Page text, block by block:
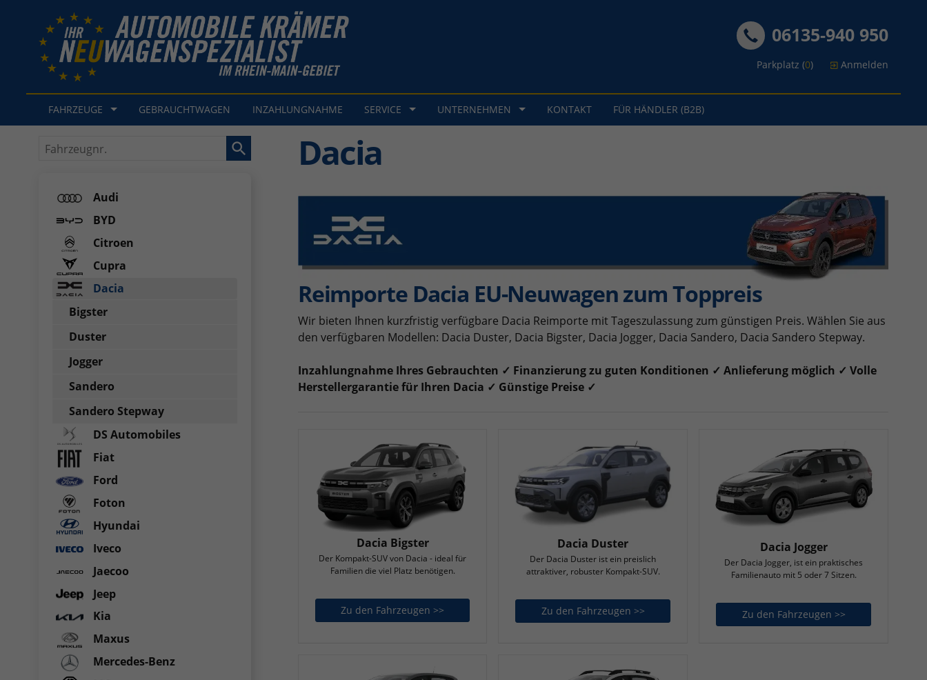
06135-940 950
Parkplatz (0) Anmelden
FAHRZEUGE GEBRAUCHTWAGEN INZAHLUNGNAHME SERVICE UNTERNEHMEN KONTAKT FÜR HÄNDLER (B2B)
Dacia
Reimporte Dacia EU-Neuwagen zum Toppreis
Wir bieten Ihnen kurzfristig verfügbare Dacia Reimporte mit Tageszulassung zum günstigen Preis. Wählen Sie aus
den verfügbaren Modellen: Dacia Duster, Dacia Bigster, Dacia Jogger, Dacia Sandero, Dacia Sandero Stepway.
Inzahlungnahme Ihres Gebrauchten ✓ Finanzierung zu guten Konditionen ✓ Anlieferung möglich ✓ Volle
Herstellergarantie für Ihren Dacia ✓ Günstige Preise ✓
Dacia Bigster
Der Kompakt-SUV von Dacia - ideal für
Familien die viel Platz benötigen.
Zu den Fahrzeugen >>
Dacia Duster
Der Dacia Duster ist ein preislich
attraktiver, robuster Kompakt-SUV.
Zu den Fahrzeugen >>
Dacia Jogger
Der Dacia Jogger, ist ein praktisches
Familienauto mit 5 oder 7 Sitzen.
Zu den Fahrzeugen >>
Fahrzeugnr.
Audi
BYD
Citroen
Cupra
Dacia
Bigster
Duster
Jogger
Sandero
Sandero Stepway
DS Automobiles
Fiat
Ford
Foton
Hyundai
Iveco
Jaecoo
Jeep
Kia
Maxus
Mercedes-Benz